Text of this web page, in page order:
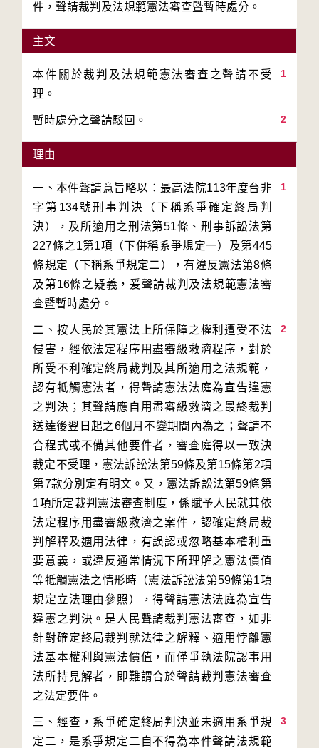
件，聲請裁判及法規範憲法審查暨暫時處分。
主文
1
本件關於裁判及法規範憲法審查之聲請不受
2
暫時處分之聲請駁回。
理由
1
一、本件聲請意旨略以：最高法院113年度台非
字第134號刑事判決（下稱系爭確定終局判
決），及所適用之刑法第51條、刑事訴訟法第
227條之1第1項（下併稱系爭規定一）及第445
條規定（下稱系爭規定二），有違反憲法第8條
及第16條之疑義，爰聲請裁判及法規範憲法審
2
二、按人民於其憲法上所保障之權利遭受不法
侵害，經依法定程序用盡審級救濟程序，對於
所受不利確定終局裁判及其所適用之法規範，
認有牴觸憲法者，得聲請憲法法庭為宣告違憲
之判決；其聲請應自用盡審級救濟之最終裁判
送達後翌日起之6個月不變期間內為之；聲請不
合程式或不備其他要件者，審查庭得以一致決
裁定不受理，憲法訴訟法第59條及第15條第2項
第7款分別定有明文。又，憲法訴訟法第59條第
1項所定裁判憲法審查制度，係賦予人民就其依
法定程序用盡審級救濟之案件，認確定終局裁
判解釋及適用法律，有誤認或忽略基本權利重
要意義，或違反通常情況下所理解之憲法價值
等牴觸憲法之情形時（憲法訴訟法第59條第1項
規定立法理由參照），得聲請憲法法庭為宣告
違憲之判決。是人民聲請裁判憲法審查，如非
針對確定終局裁判就法律之解釋、適用悖離憲
法基本權利與憲法價值，而僅爭執法院認事用
法所持見解者，即難謂合於聲請裁判憲法審查
3
三、經查，系爭確定終局判決並未適用系爭規
定二，是系爭規定二自不得為本件聲請法規範